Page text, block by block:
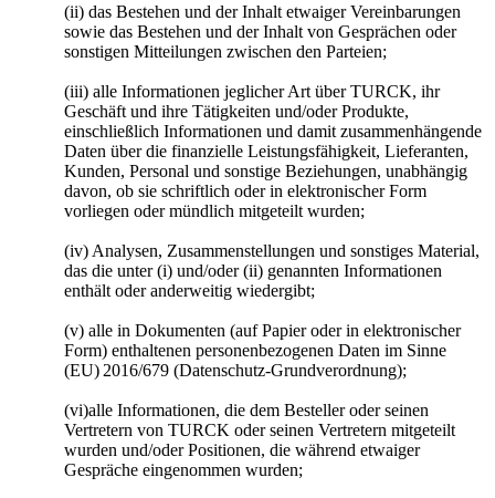
(ii) das Bestehen und der Inhalt etwaiger Vereinbarungen
sowie das Bestehen und der Inhalt von Gesprächen oder
sonstigen Mitteilungen zwischen den Parteien;
(iii) alle Informationen jeglicher Art über TURCK, ihr
Geschäft und ihre Tätigkeiten und/oder Produkte,
einschließlich Informationen und damit zusammenhängende
Daten über die finanzielle Leistungsfähigkeit, Lieferanten,
Kunden, Personal und sonstige Beziehungen, unabhängig
davon, ob sie schriftlich oder in elektronischer Form
vorliegen oder mündlich mitgeteilt wurden;
(iv) Analysen, Zusammenstellungen und sonstiges Material,
das die unter (i) und/oder (ii) genannten Informationen
enthält oder anderweitig wiedergibt;
(v) alle in Dokumenten (auf Papier oder in elektronischer
Form) enthaltenen personenbezogenen Daten im Sinne
(EU) 2016/679 (Datenschutz-Grundverordnung);
(vi)alle Informationen, die dem Besteller oder seinen
Vertretern von TURCK oder seinen Vertretern mitgeteilt
wurden und/oder Positionen, die während etwaiger
Gespräche eingenommen wurden;